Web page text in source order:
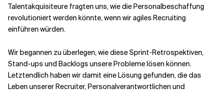
Verwandte Themen
Talentakquisiteure fragten uns, wie die Personalbeschaffung
revolutioniert werden könnte, wenn wir agiles Recruiting
einführen würden.
Wir begannen zu überlegen, wie diese Sprint-Retrospektiven,
Stand-ups und Backlogs unsere Probleme lösen können.
Letztendlich haben wir damit eine Lösung gefunden, die das
Leben unserer Recruiter, Personalverantwortlichen und